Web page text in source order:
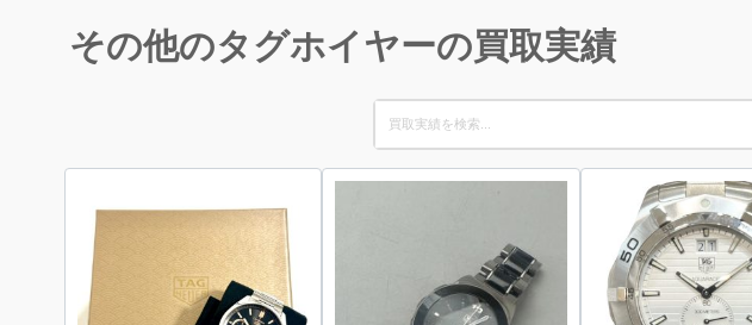
その他のタグホイヤーの買取実績
Search
for: